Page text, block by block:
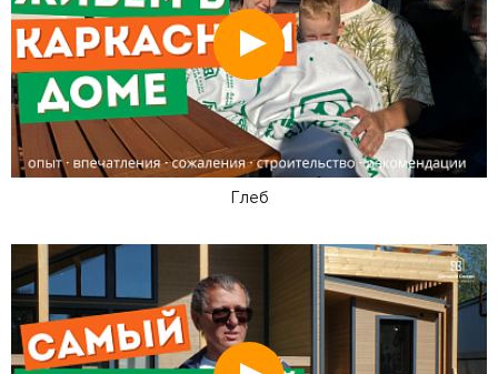
Смотреть
Глеб
Смотреть